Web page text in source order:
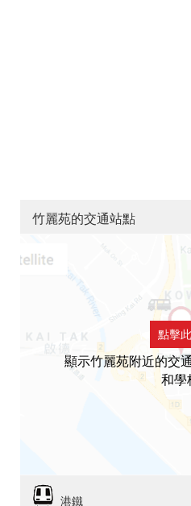
竹麗苑的交通站點
點擊
顯示竹麗苑附近的交
和學
港鐵